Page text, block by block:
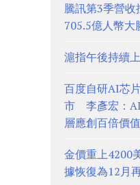
騰訊第3季營
705.5億人幣大
滬指午後持續
百度自研AI芯
市 李彥宏：AI
層應創百倍價值
金價重上4200
據恢復為12月